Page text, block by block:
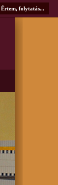
Értem, folytatás...